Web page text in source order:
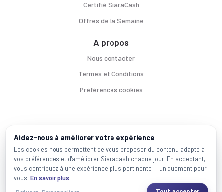
Certifié SiaraCash
Offres de la Semaine
A propos
Nous contacter
Termes et Conditions
Préférences cookies
Voitures par ville
Casablanca | | Mohammadia |Salé | |
Marques populaires
Mercedes| |Volkswagen | Renault Toyota Peugeot
Aidez-nous à améliorer votre expérience
Les cookies nous permettent de vous proposer du contenu adapté à
vos préférences et d'améliorer Siaracash chaque jour. En acceptant,
vous contribuez à une expérience plus pertinente — uniquement pour
vous. En savoir plus